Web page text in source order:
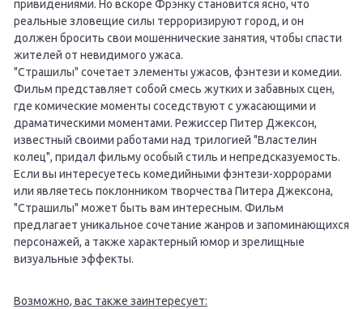
привидениями. Но вскоре Фрэнку становится ясно, что
реальные зловещие силы терроризируют город, и он
должен бросить свои мошеннические занятия, чтобы спасти
жителей от невидимого ужаса.
"Страшилы" сочетает элементы ужасов, фэнтези и комедии.
Фильм представляет собой смесь жутких и забавных сцен,
где комические моменты соседствуют с ужасающими и
драматическими моментами. Режиссер Питер Джексон,
известный своими работами над трилогией "Властелин
колец", придал фильму особый стиль и непредсказуемость.
Если вы интересуетесь комедийными фэнтези-хоррорами
или являетесь поклонником творчества Питера Джексона,
"Страшилы" может быть вам интересным. Фильм
предлагает уникальное сочетание жанров и запоминающихся
персонажей, а также характерный юмор и зрелищные
визуальные эффекты.
Возможно, вас также заинтересует: